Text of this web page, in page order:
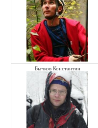
Бычков Константин